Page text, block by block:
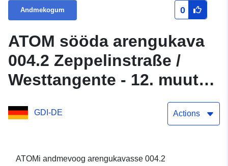
Andmekogum 0
ATOM sööda arengukava
004.2 Zeppelinstraße /
Westtangente - 12. muutus
GDI-DE Actions
ATOMi andmevoog arengukavasse 004.2